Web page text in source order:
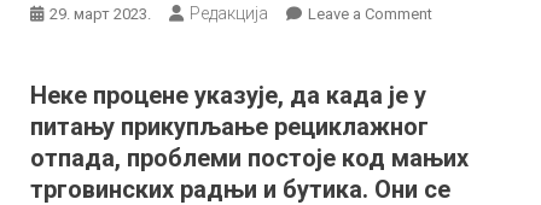
29. март 2023. Редакција Leave a Commenton
проблем
Неке процене указује, да када је у
питању прикупљање рециклажног
отпада, проблеми постоје код мањих
трговинских радњи и бутика. Они се